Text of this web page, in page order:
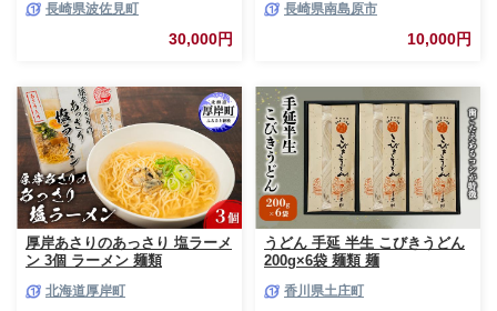
長崎県波佐見町
30,000円
そうめん 素麺 麺 乾麺 島原そう
めん ソーメン 手延べ 乾麺 手延
べそうめん 島原そうめん めん
援 / 南島原市 / こじま製麺
[SAZ023]
長崎県南島原市
10,000円
厚岸あさりのあっさり 塩ラーメ
ン 3個 ラーメン 麺類
北海道厚岸町
うどん 手延 半生 こびきうどん
200g×6袋 麺類 麺
香川県土庄町